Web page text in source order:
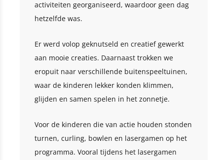
activiteiten georganiseerd, waardoor geen dag
hetzelfde was.
Er werd volop geknutseld en creatief gewerkt
aan mooie creaties. Daarnaast trokken we
eropuit naar verschillende buitenspeeltuinen,
waar de kinderen lekker konden klimmen,
glijden en samen spelen in het zonnetje.
Voor de kinderen die van actie houden stonden
turnen, curling, bowlen en lasergamen op het
programma. Vooral tijdens het lasergamen